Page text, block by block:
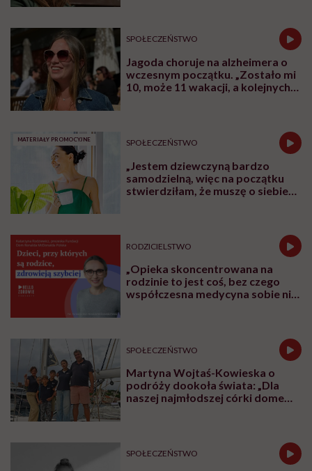
SPOŁECZEŃSTWO
Jagoda choruje na alzheimera o
wczesnym początku. „Zostało mi
10, może 11 wakacji, a kolejnych
MATERIAŁY PROMOCYJNE SPOŁECZEŃSTWO
„Jestem dziewczyną bardzo
samodzielną, więc na początku
stwierdziłam, że muszę o siebie
RODZICIELSTWO
„Opieka skoncentrowana na
rodzinie to jest coś, bez czego
współczesna medycyna sobie nie
SPOŁECZEŃSTWO
Martyna Wojtaś-Kowieska o
podróży dookoła świata: „Dla
naszej najmłodszej córki domem
SPOŁECZEŃSTWO